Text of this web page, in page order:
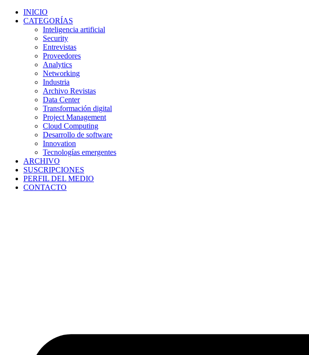
INICIO
CATEGORÍAS
Inteligencia artificial
Security
Entrevistas
Proveedores
Analytics
Networking
Industria
Archivo Revistas
Data Center
Transformación digital
Project Management
Cloud Computing
Desarrollo de software
Innovation
Tecnologías emergentes
ARCHIVO
SUSCRIPCIONES
PERFIL DEL MEDIO
CONTACTO